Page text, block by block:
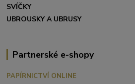
SVÍČKY
UBROUSKY A UBRUSY
Partnerské e-shopy
PAPÍRNICTVÍ ONLINE